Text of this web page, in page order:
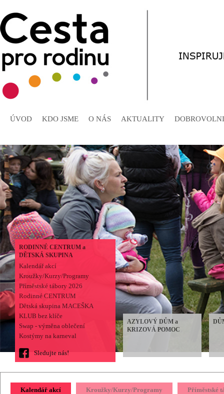
ÚVOD KDO JSME O NÁS AKTUALITY
RODINNÉ CENTRUM a
DĚTSKÁ SKUPINA
Kalendář akcí
Kroužky/Kurzy/Programy
Příměstské tábory 2026
Rodinné CENTRUM
Dětská skupina MACEŠKA
KLUB bez klíče
Swap - výměna oblečení
Kostýmy na karneval
Sledujte nás!
AZYLOVÝ DŮM a
KRIZOVÁ POMOC
Kalendář akcí Kroužky/Kurzy/Programy Příměstské